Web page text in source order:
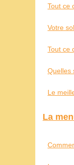
Tout ce
Votre
Tout ce
Quelles
Le
La